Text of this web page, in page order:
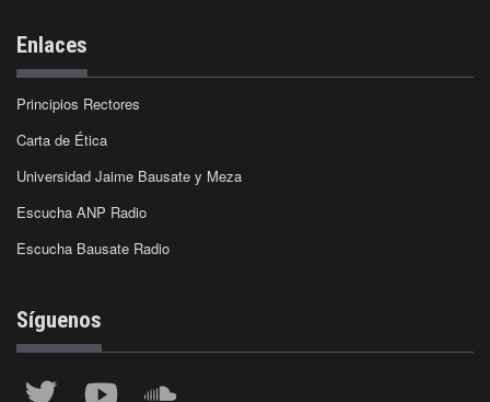
Enlaces
Principios Rectores
Carta de Ética
Universidad Jaime Bausate y Meza
Escucha ANP Radio
Escucha Bausate Radio
Síguenos